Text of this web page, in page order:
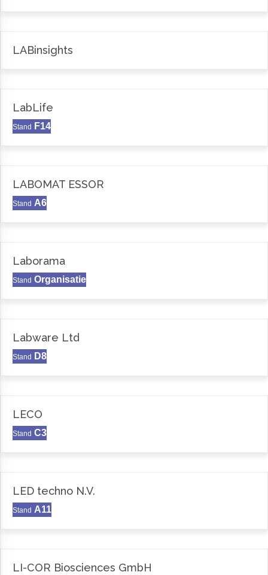
LABinsights
LabLife
Stand F14
LABOMAT ESSOR
Stand A6
Laborama
Stand Organisatie
Labware Ltd
Stand D8
LECO
Stand C3
LED techno N.V.
Stand A11
LI-COR Biosciences GmbH